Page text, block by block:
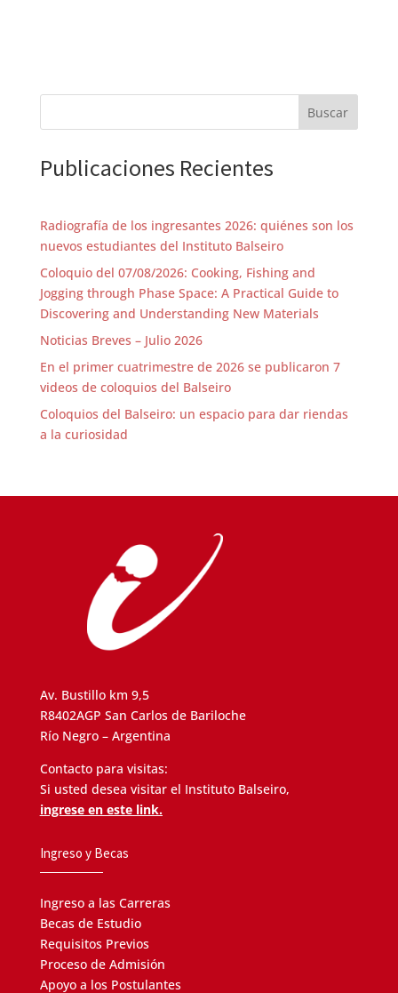
Buscar
Publicaciones Recientes
Radiografía de los ingresantes 2026: quiénes son los
nuevos estudiantes del Instituto Balseiro
Coloquio del 07/08/2026: Cooking, Fishing and
Jogging through Phase Space: A Practical Guide to
Discovering and Understanding New Materials
Noticias Breves – Julio 2026
En el primer cuatrimestre de 2026 se publicaron 7
videos de coloquios del Balseiro
Coloquios del Balseiro: un espacio para dar riendas
a la curiosidad
Av. Bustillo km 9,5
R8402AGP San Carlos de Bariloche
Río Negro – Argentina
Contacto para visitas:
Si usted desea visitar el Instituto Balseiro,
ingrese en este link.
Ingreso y Becas
Ingreso a las Carreras
Becas de Estudio
Requisitos Previos
Proceso de Admisión
Apoyo a los Postulantes